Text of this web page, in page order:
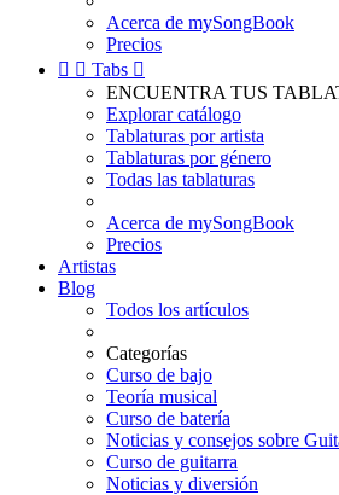
Acerca de mySongBook
Precios
  Tabs 
ENCUENTRA TUS
Explorar catálogo
Tablaturas por artista
Tablaturas por género
Todas las tablaturas
Acerca de mySongBook
Precios
Artistas
Blog
Todos los artículos
Categorías
Curso de bajo
Teoría musical
Curso de batería
Noticias y consejos sobre
Curso de guitarra
Noticias y diversión